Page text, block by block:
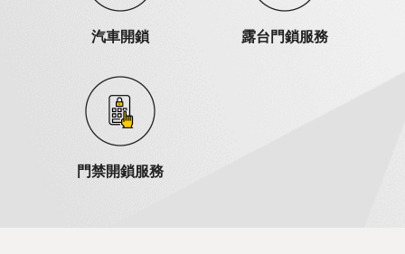
汽車開鎖 露台門鎖服務
門禁開鎖服務